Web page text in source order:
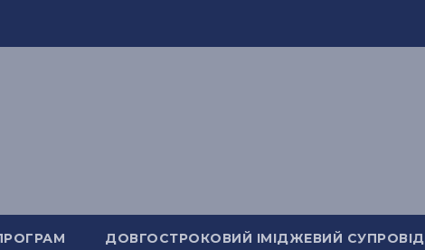
ДОВГОСТРОКОВИЙ ІМІДЖЕВИЙ СУПРОВІД